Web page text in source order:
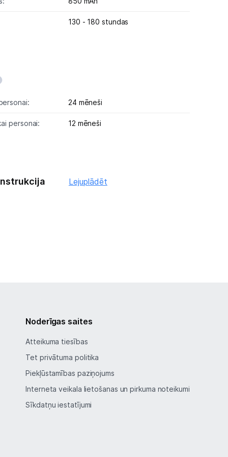
130 - 180 stundas
24 mēneši
personai: 12 mēneši
Lejuplādēt
Noderīgas saites
Atteikuma tiesības
Tet privātuma politika
Piekļūstamības paziņojums
Interneta veikala lietošanas un pirkuma noteikumi
Sīkdatņu iestatījumi